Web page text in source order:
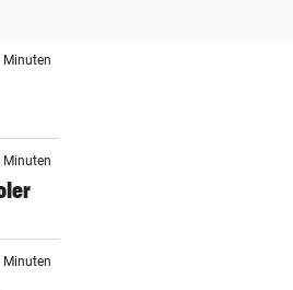
Minuten
Minuten
Minuten